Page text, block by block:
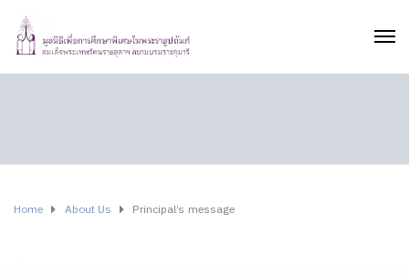
Home About Us Principal’s message